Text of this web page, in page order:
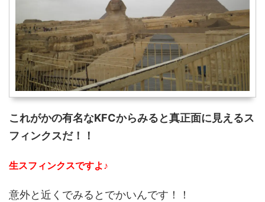
これがかの有名なKFCからみると真正面に見えるス
フィンクスだ！！
生スフィンクスですよ♪
意外と近くでみるとでかいんです！！